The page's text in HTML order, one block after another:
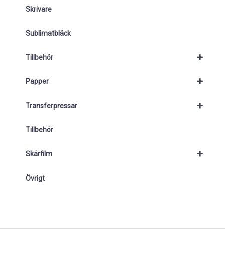
Skrivare
Sublimatbläck
+
Tillbehör
+
Papper
+
Transferpressar
Tillbehör
+
Skärfilm
Övrigt